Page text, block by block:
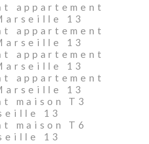
appartement
13
appartement
13
appartement
13
appartement
13
maison T3
13
maison T6
13